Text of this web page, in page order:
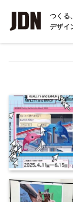
つくる
デザイ
インタビュー
コラム